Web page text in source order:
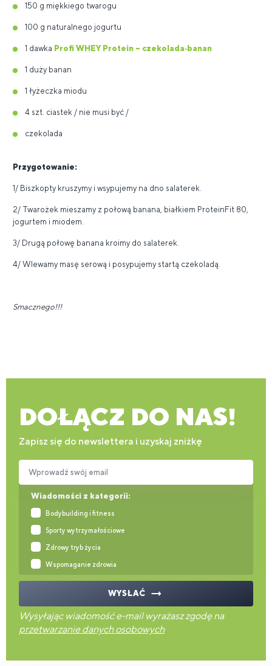
150 g miękkiego twarogu
100 g naturalnego jogurtu
1 dawka Profi WHEY Protein – czekolada‑banan
1 duży banan
1 łyżeczka miodu
4 szt. ciastek / nie musi być /
czekolada
Przygotowanie:
1/ Biszkopty kruszymy i wsypujemy na dno salaterek.
2/ Twarożek mieszamy z połową banana, białkiem ProteinFit 80,
jogurtem i miodem.
3/ Drugą połowę banana kroimy do salaterek.
4/ Wlewamy masę serową i posypujemy startą czekoladą.
Smacznego!!!
DOŁĄCZ DO NAS!
Zapisz się do newslettera i uzyskaj zniżkę
Wiadomości z kategorii:
Bodybuilding i fitness
Sporty wytrzymałościowe
Zdrowy tryb życia
Wspomaganie zdrowia
Wprowadź swój email
WYSŁAĆ
Wysyłając wiadomość e-mail wyrażasz zgodę na
przetwarzanie danych osobowych